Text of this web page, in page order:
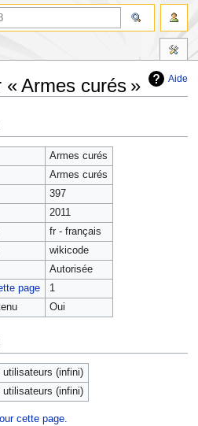
Aide
Armes curés »
Armes curés
Armes curés
397
2011
fr - français
wikicode
Autorisée
page
1
Oui
(infini)
(infini)
cette page.